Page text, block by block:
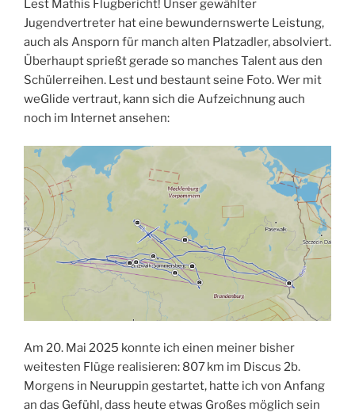
Lest Mathis Flugbericht! Unser gewählter
Jugendvertreter hat eine bewundernswerte Leistung,
auch als Ansporn für manch alten Platzadler, absolviert.
Überhaupt sprießt gerade so manches Talent aus den
Schülerreihen. Lest und bestaunt seine Foto. Wer mit
weGlide vertraut, kann sich die Aufzeichnung auch
noch im Internet ansehen:
Am 20. Mai 2025 konnte ich einen meiner bisher
weitesten Flüge realisieren: 807 km im Discus 2b.
Morgens in Neuruppin gestartet, hatte ich von Anfang
an das Gefühl, dass heute etwas Großes möglich sein